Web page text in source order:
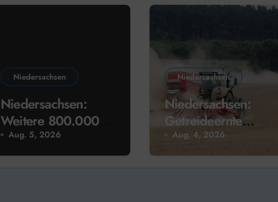
Niedersachsen
Niedersachsen:
Weitere 800.000
Euro für
„Mikroförderung“
Aug. 5, 2026
Niedersachsen
Niedersachsen:
Getreideernte
weitgehend
abgeschlossen
Aug. 4, 2026